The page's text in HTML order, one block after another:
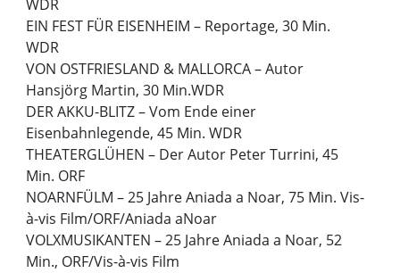
WDR
EIN FEST FÜR EISENHEIM – Reportage, 30 Min.
WDR
VON OSTFRIESLAND & MALLORCA – Autor
Hansjörg Martin, 30 Min.WDR
DER AKKU-BLITZ – Vom Ende einer
Eisenbahnlegende, 45 Min. WDR
THEATERGLÜHEN – Der Autor Peter Turrini, 45
Min. ORF
NOARNFÜLM – 25 Jahre Aniada a Noar, 75 Min. Vis-
à-vis Film/ORF/Aniada aNoar
VOLXMUSIKANTEN – 25 Jahre Aniada a Noar, 52
Min., ORF/Vis-à-vis Film